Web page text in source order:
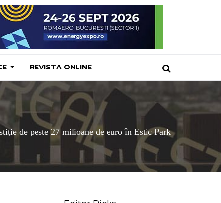
REVISTA ONLINE
de peste 27 milioane de euro în Estic Park